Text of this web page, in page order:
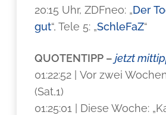
20:15 Uhr, ZDFneo: „Der
gut“, Tele 5: „SchleFaZ“
QUOTENTIPP –jetzt
01:22:52 | Vor zwei
(Sat,1)
01:25:01 | Diese Woche: